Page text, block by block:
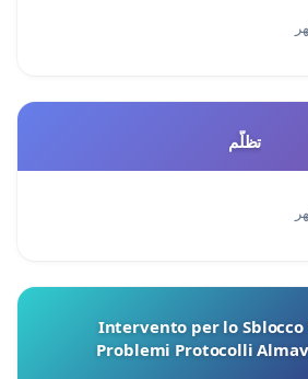
تظلّم
Intervento per lo Sblocco
Problemi Protocolli